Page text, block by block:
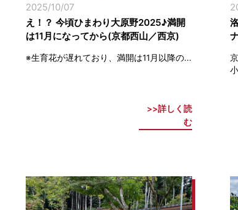
2025/10/07
え！？ 今頃ひまわり大原野2025♪満開
は11月になってから(京都西山／西京)
※生育花が遅れており、満開は11月以降の...
詳しく読
む